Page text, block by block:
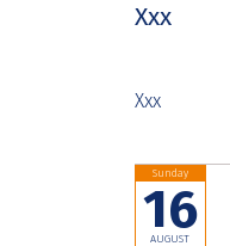
Xxx
Xxx
Sunday
16
AUGUST